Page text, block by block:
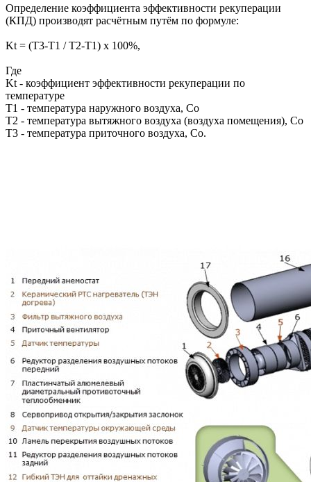
Определение коэффициента эффективности рекуперации
(КПД) производят расчётным путём по формуле:
Kt = (T3-T1 / T2-T1) x 100%,
Где
Kt - коэффициент эффективности рекуперации по
температуре
T1 - температура наружного воздуха, Со
T2 - температура вытяжного воздуха (воздуха помещения), Со
T3 - температура приточного воздуха, Со.